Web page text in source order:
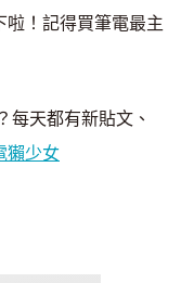
！記得買筆電最主
？每天都有新貼文、
獺少女